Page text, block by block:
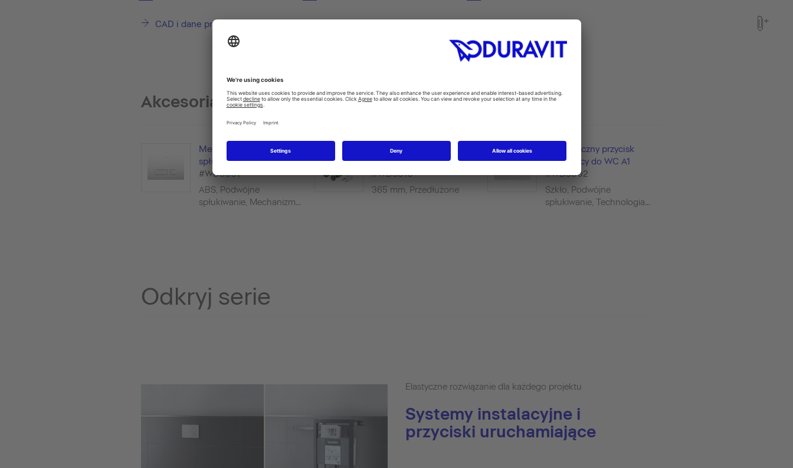
CAD i dane projektowe
Akcesoria instalacyjne
Mechaniczny przycisk
spłukujący do WC A1
#WD5001
ABS, Podwójne
spłukiwanie, Mechanizm...
Ścienny zestaw łączący
do WC
#WD6010
365 mm, Przedłużone
Mechaniczny przycisk
spłukujący do WC A1
#WD5002
Szkło, Podwójne
spłukiwanie, Technologia...
Odkryj serie
Elastyczne rozwiązanie dla każdego projektu
Systemy instalacyjne i
przyciski uruchamiające